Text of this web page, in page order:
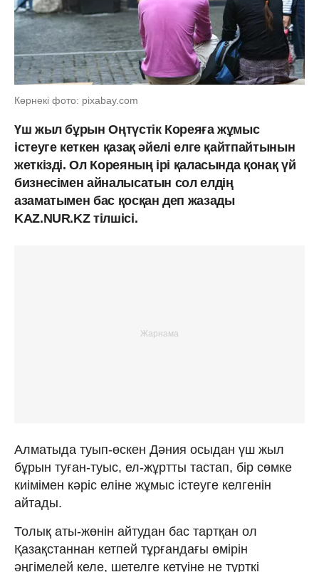
Көрнекі фото: pixabay.com
Үш жыл бұрын Оңтүстік Кореяға жұмыс
істеуге кеткен қазақ әйелі елге қайтпайтынын
жеткізді. Ол Кореяның ірі қаласында қонақ үй
бизнесімен айналысатын сол елдің
азаматымен бас қосқан деп жазады
KAZ.NUR.KZ тілшісі.
Алматыда туып-өскен Дәния осыдан үш жыл
бұрын туған-туыс, ел-жұртты тастап, бір сөмке
киімімен кәріс еліне жұмыс істеуге келгенін
айтады.
Толық аты-жөнін айтудан бас тартқан ол
Қазақстаннан кетпей тұрғандағы өмірін
әңгімелей келе, шетелге кетуіне не түрткі